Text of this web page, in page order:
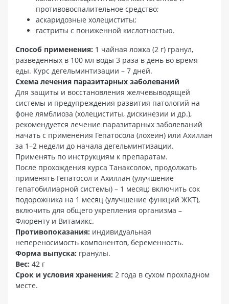
противовоспалительное средство;
аскаридозные холециститы;
гастриты с пониженной кислотностью.
Способ применения: 1 чайная ложка (2 г) гранул,
разведенных в 100 мл воды 3 раза в день во время
еды. Курс дегельминтизации – 7 дней.
Схема лечения паразитарных заболеваний
Для защиты и восстановления желчевыводящей
системы и предупреждения развития патологий на
фоне лямблиоза (холециститы, дискинезии и др.),
рекомендуется лечение паразитарных заболеваний
начать с применения Гепатосола (лохеин) или Ахиллан
за 1–2 недели до начала дегельминтизации.
Применять по инструкциям к препаратам.
После прохождения курса Танаксолом, продолжать
применять Гепатосол и Ахиллан (улучшение
гепатобилиарной системы) – 1 месяц; включить сок
подорожника на 1 месяц (улучшение функций ЖКТ),
включить для общего укрепления организма –
Флоренту и Витамикс.
Противопоказания: индивидуальная
непереносимость компонентов, беременность.
Форма выпуска: гранулы.
Вес: 42 г
Срок и условия хранения: 2 года в сухом прохладном
месте.